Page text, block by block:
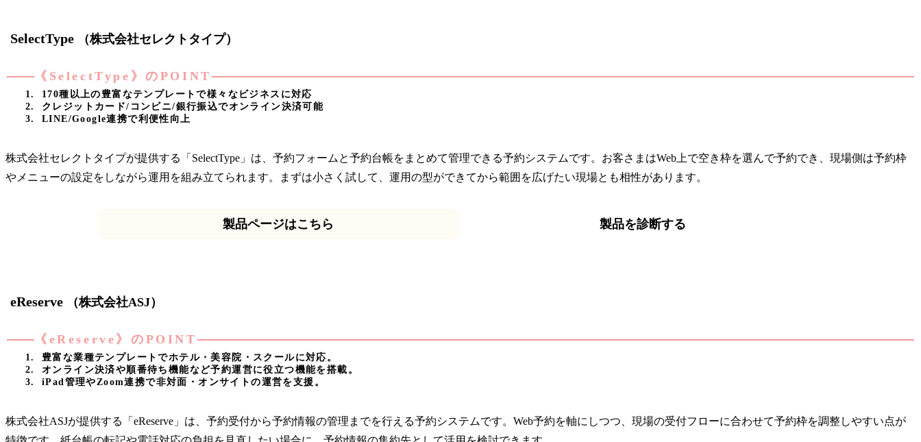
SelectType （株式会社セレクトタイプ）
《SelectType》のPOINT
170種以上の豊富なテンプレートで様々なビジネスに対応
クレジットカード/コンビニ/銀行振込でオンライン決済可能
LINE/Google連携で利便性向上
株式会社セレクトタイプが提供する「SelectType」は、予約フォームと予約台帳をまとめて管理できる予約システムです。お客さまはWeb上で空き枠を選んで予約でき、現場側は予約枠
やメニューの設定をしながら運用を組み立てられます。まずは小さく試して、運用の型ができてから範囲を広げたい現場とも相性があります。
製品ページはこちら 製品を診断する
eReserve （株式会社ASJ）
《eReserve》のPOINT
豊富な業種テンプレートでホテル・美容院・スクールに対応。
オンライン決済や順番待ち機能など予約運営に役立つ機能を搭載。
iPad管理やZoom連携で非対面・オンサイトの運営を支援。
株式会社ASJが提供する「eReserve」は、予約受付から予約情報の管理までを行える予約システムです。Web予約を軸にしつつ、現場の受付フローに合わせて予約枠を調整しやすい点が